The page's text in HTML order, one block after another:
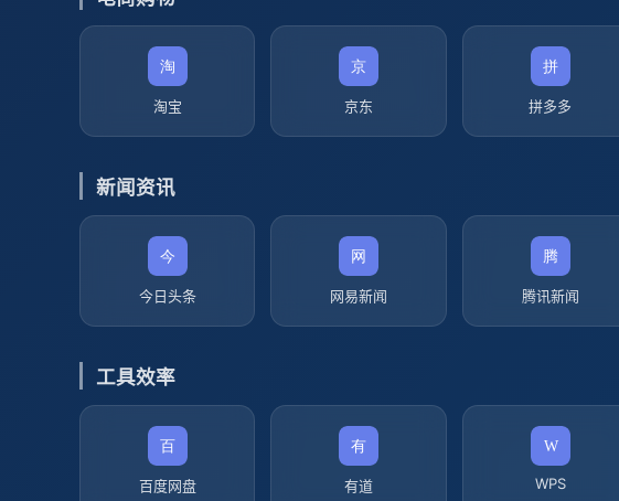
淘宝 京东 拼多多
新闻资讯
今日头条 网易新闻 腾讯新闻
工具效率
百度网盘 有道 WPS